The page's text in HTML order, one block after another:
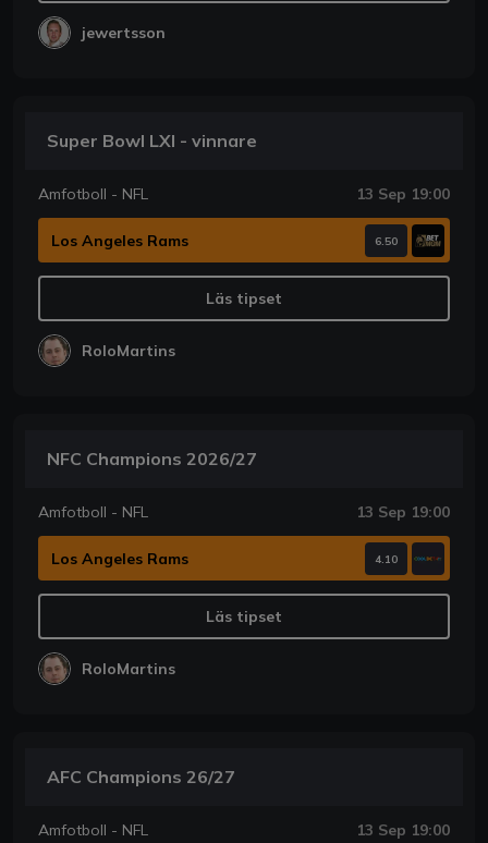
jewertsson
Super Bowl LXI - vinnare
Amfotboll - NFL 13 Sep 19:00
Los Angeles Rams 6.50
Läs tipset
RoloMartins
NFC Champions 2026/27
Amfotboll - NFL 13 Sep 19:00
Los Angeles Rams 4.10
Läs tipset
RoloMartins
AFC Champions 26/27
Amfotboll - NFL 13 Sep 19:00